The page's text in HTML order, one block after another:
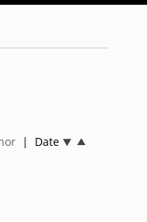
| Date